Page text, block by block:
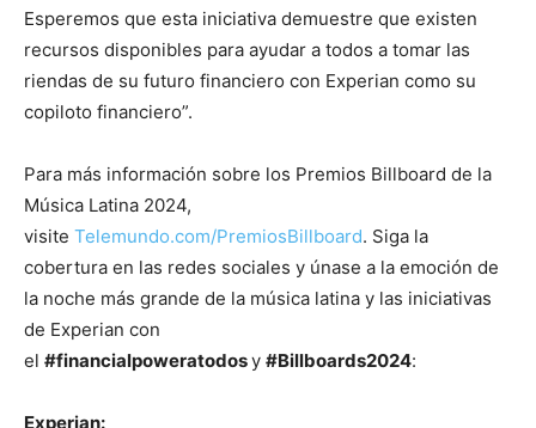
Esperemos que esta iniciativa demuestre que existen
recursos disponibles para ayudar a todos a tomar las
riendas de su futuro financiero con Experian como su
copiloto financiero”.
Para más información sobre los Premios Billboard de la
Música Latina 2024,
visite Telemundo.com/PremiosBillboard. Siga la
cobertura en las redes sociales y únase a la emoción de
la noche más grande de la música latina y las iniciativas
de Experian con
el #financialpoweratodosy #Billboards2024:
Experian: